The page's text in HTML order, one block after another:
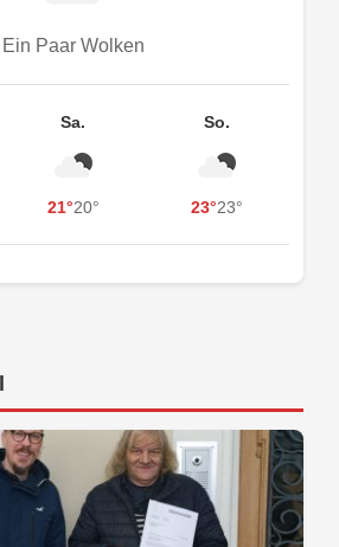
Ein Paar Wolken
Sa.
21°20°
So.
23°23°